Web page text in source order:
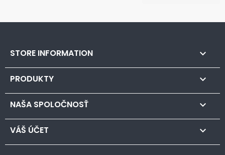
STORE INFORMATION 
PRODUKTY 
NAŠA SPOLOČNOSŤ 
VÁŠ ÚČET 